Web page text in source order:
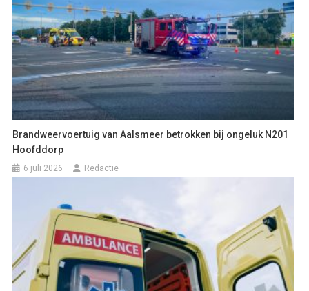
Brandweervoertuig van Aalsmeer betrokken bij ongeluk N201
Hoofddorp
6 juli 2026 Redactie